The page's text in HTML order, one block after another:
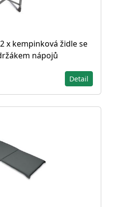
x kempinková židle se
nápojů
Detail